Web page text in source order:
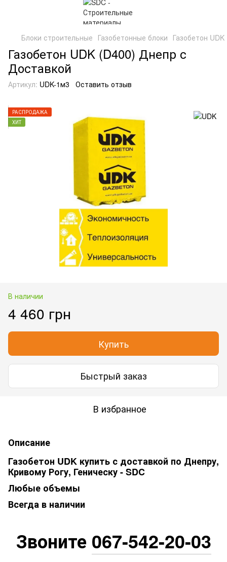
Блоки строительные Газобетонные блоки Газобетон
Газобетон UDK (D400) Днепр с
Доставкой
Артикул: UDK-1м3 Оставить отзыв
РАСПРОДАЖА
ХИТ
В наличии
4 460 грн
Купить
Быстрый заказ
В избранное
Описание
Газобетон UDK купить с доставкой по Днепру,
Кривому Рогу, Геническу - SDC
Любые объемы
Всегда в наличии
Звоните 067-542-20-03